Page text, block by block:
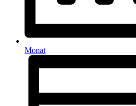
Monat